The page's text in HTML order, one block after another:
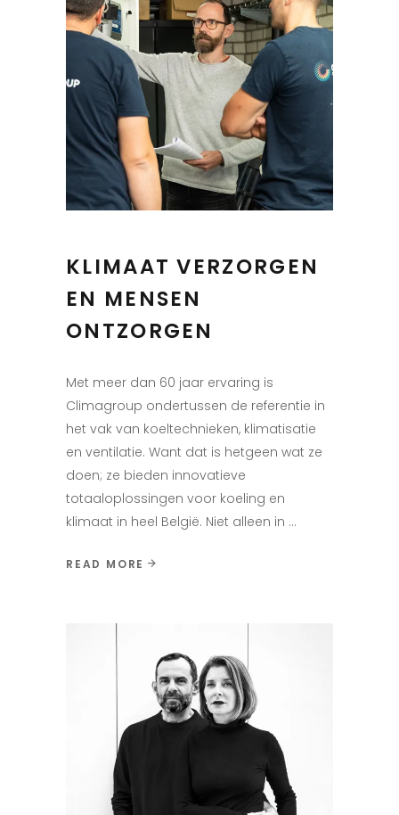
KLIMAAT VERZORGEN
EN MENSEN
ONTZORGEN
Met meer dan 60 jaar ervaring is
Climagroup ondertussen de referentie in
het vak van koeltechnieken, klimatisatie
en ventilatie. Want dat is hetgeen wat ze
doen; ze bieden innovatieve
totaaloplossingen voor koeling en
klimaat in heel België. Niet alleen in
READ MORE